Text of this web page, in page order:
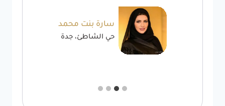
سارة بنت محمد
حي الشاطئ، جدة